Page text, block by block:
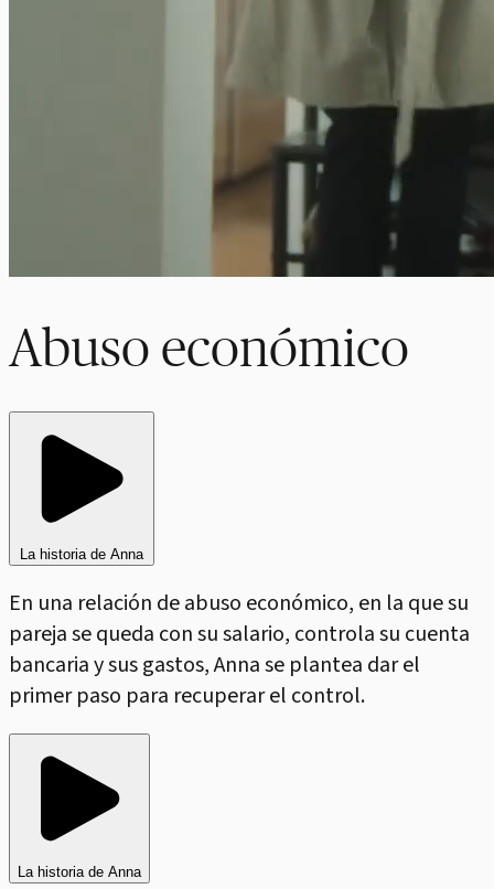
Abuso económico
La historia de Anna
En una relación de abuso económico, en la que su
pareja se queda con su salario, controla su cuenta
bancaria y sus gastos, Anna se plantea dar el
primer paso para recuperar el control.
La historia de Anna